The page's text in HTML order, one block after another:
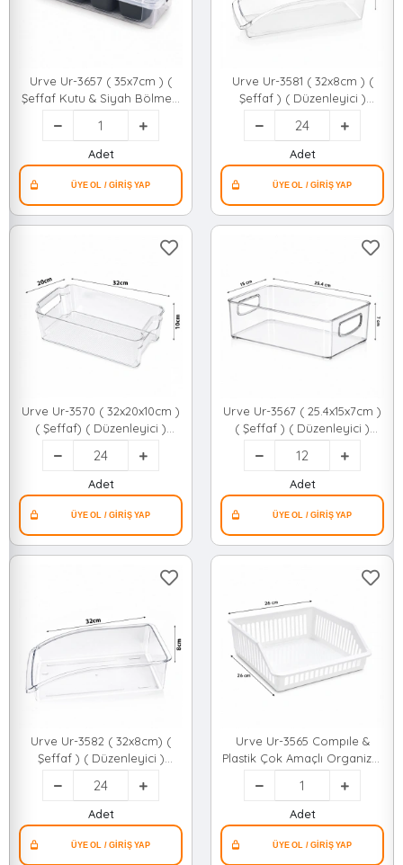
Urve Ur-3657 ( 35x7cm ) (
Şeffaf Kutu & Siyah Bölme )
Dikdörtgen Bölmeli Saklama
Kab*36
Adet
Urve Ur-3581 ( 32x8cm ) (
Şeffaf ) ( Düzenleyici )
Plastik Mika Modüler Çok
Amaçlı Organizer*24=k
Adet
Urve Ur-3570 ( 32x20x10cm )
( Şeffaf) ( Düzenleyici )
Plastik Mika Modüler Çok
Amaçlı Organizer*24
Adet
Urve Ur-3567 ( 25.4x15x7cm )
( Şeffaf ) ( Düzenleyici )
Plastik Mika Modüler Çok
Amaçlı Organizer*12=k
Adet
Urve Ur-3582 ( 32x8cm) (
Şeffaf ) ( Düzenleyici )
Plastik Mika Modüler Çok
Amaçlı Organizer*24=k
Adet
Urve Ur-3565 Compıle &
Plastik Çok Amaçlı Organizer
( 26x26cm )*36
Adet